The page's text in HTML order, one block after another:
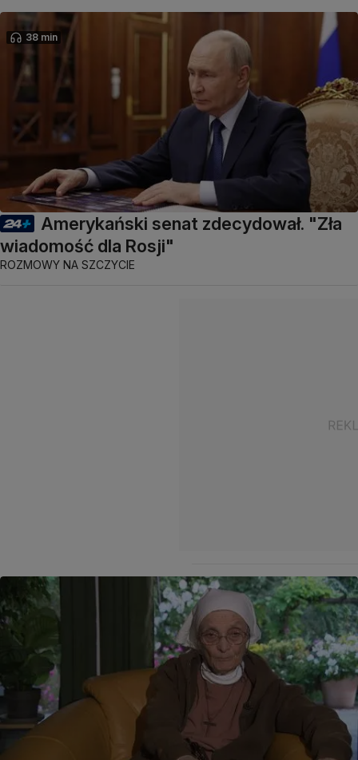
38 min
Amerykański senat zdecydował. "Zła
wiadomość dla Rosji"
ROZMOWY NA SZCZYCIE